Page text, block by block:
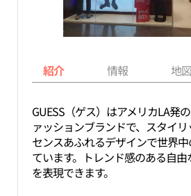
紹介 情報 地図
GUESS（ゲス）はアメリカLA発
ァッションブランドで、スタイ
センスあふれるデザインで世界
ています。トレンド感のある自
を表現できます。